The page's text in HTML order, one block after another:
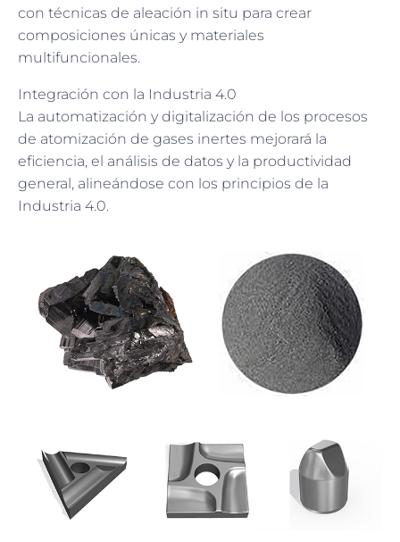
con técnicas de aleación in situ para crear
composiciones únicas y materiales
multifuncionales.
Integración con la Industria 4.0
La automatización y digitalización de los procesos
de atomización de gases inertes mejorará la
eficiencia, el análisis de datos y la productividad
general, alineándose con los principios de la
Industria 4.0.